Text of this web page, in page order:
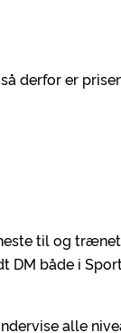
derfor er
til og
DM både i
alle